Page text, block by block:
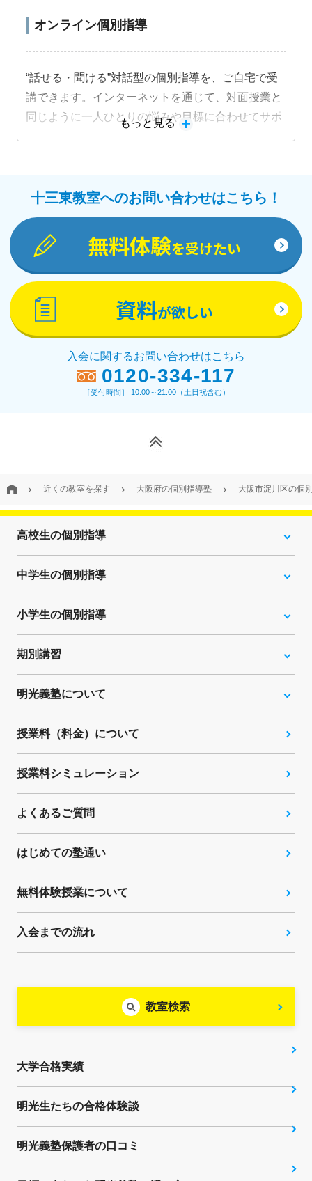
オンライン個別指導
“話せる・聞ける”対話型の個別指導を、ご自宅で受
講できます。インターネットを通じて、対面授業と
同じように一人ひとりの悩みや目標に合わせてサポ
もっと見る
十三東教室へのお問い合わせはこちら！
無料体験を受けたい
資料が欲しい
入会に関するお問い合わせはこちら
0120-334-117
［受付時間］ 10:00～21:00（土日祝含む）
近くの教室を探す 大阪府の個別指導塾 大阪市淀川区の個
高校生の個別指導
中学生の個別指導
小学生の個別指導
期別講習
明光義塾について
授業料（料金）について
授業料シミュレーション
よくあるご質問
はじめての塾通い
無料体験授業について
入会までの流れ
教室検索
大学合格実績
明光生たちの合格体験談
明光義塾保護者の口コミ